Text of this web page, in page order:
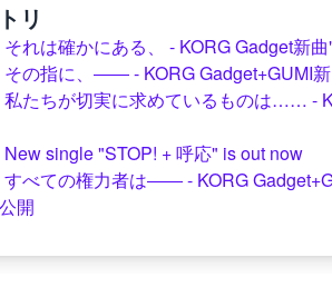
リ
それは確かにある、 - KORG Gadget新
その指に、―― - KORG Gadget+GUMI
私たちが切実に求めているものは…… -
New single "STOP! + 呼応" is out now
すべての権力者は―― - KORG
開